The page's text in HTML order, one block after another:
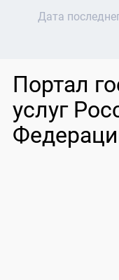
Дата
Портал
услуг